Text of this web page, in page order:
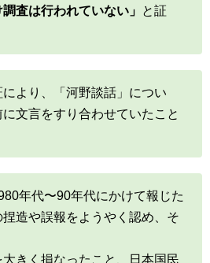
査は行われていない」 と証
より、「河野談話」につい
文言をすり合わせていたこと
年代〜90年代にかけて報じた
造や誤報をようやく認め、そ
きく損なったこと、日本国民